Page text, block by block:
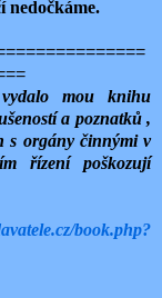
nedočkáme.
vydalo mou knihu
a poznatků ,
s orgány činnými v
řízení poškozují
book.php?